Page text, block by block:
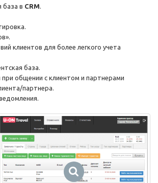
база в CRM.
клиентов для более легкого учета
база.
общении с клиентом и партнерами
партнера.